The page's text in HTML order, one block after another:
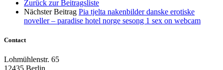
Zurück zur Beitragsliste
Nächster Beitrag Pia tjelta nakenbilder danske erotiske
noveller – paradise hotel norge sesong 1 sex on webcam
Contact
Lohmühlenstr. 65